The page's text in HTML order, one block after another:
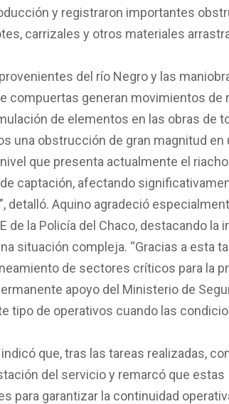
y registraron importantes
carrizales y otros materiales
del río Negro y las
compuertas generan movimientos de
de elementos en las obras de
una obstrucción de gran magnitud en
que presenta actualmente el riacho
captación, afectando
detalló. Aquino agradeció
de la Policía del Chaco, destacando la
situación compleja. “Gracias a esta
de sectores críticos para la
apoyo del Ministerio de
tipo de operativos cuando las
que, tras las tareas realizadas,
del servicio y remarcó que estas
para garantizar la continuidad